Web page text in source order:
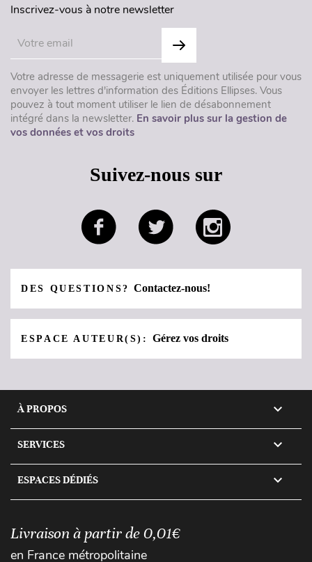
Inscrivez-vous à notre newsletter
Votre adresse de messagerie est uniquement utilisée pour vous
envoyer les lettres d'information des Éditions Ellipses. Vous
pouvez à tout moment utiliser le lien de désabonnement
intégré dans la newsletter. En savoir plus sur la gestion de
vos données et vos droits
Suivez-nous sur
DES QUESTIONS?Contactez-nous!
ESPACE AUTEUR(S):Gérez vos droits
À PROPOS 
SERVICES 
ESPACES DÉDIÉS 
Livraison à partir de 0,01€
en France métropolitaine